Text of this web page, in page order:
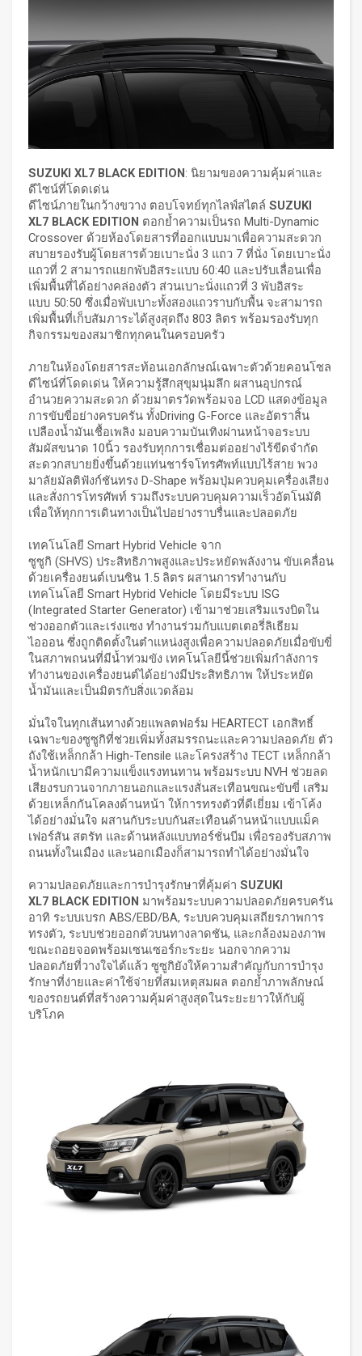
SUZUKI XL7 BLACK EDITION: นิยามของความคุ้มค่าและ
ดีไซน์ที่โดดเด่น
ดีไซน์ภายในกว้างขวาง ตอบโจทย์ทุกไลฟ์สไตล์ SUZUKI
XL7 BLACK EDITION ตอกย้ำความเป็นรถ Multi-Dynamic
Crossover ด้วยห้องโดยสารที่ออกแบบมาเพื่อความสะดวก
สบายรองรับผู้โดยสารด้วยเบาะนั่ง 3 แถว 7 ที่นั่ง โดยเบาะนั่ง
แถวที่ 2 สามารถแยกพับอิสระแบบ 60:40 และปรับเลื่อนเพื่อ
เพิ่มพื้นที่ได้อย่างคล่องตัว ส่วนเบาะนั่งแถวที่ 3 พับอิสระ
แบบ 50:50 ซึ่งเมื่อพับเบาะทั้งสองแถวราบกับพื้น จะสามารถ
เพิ่มพื้นที่เก็บสัมภาระได้สูงสุดถึง 803 ลิตร พร้อมรองรับทุก
กิจกรรมของสมาชิกทุกคนในครอบครัว
ภายในห้องโดยสารสะท้อนเอกลักษณ์เฉพาะตัวด้วยคอนโซล
ดีไซน์ที่โดดเด่น ให้ความรู้สึกสุขุมนุ่มลึก ผสานอุปกรณ์
อำนวยความสะดวก ด้วยมาตรวัดพร้อมจอ LCD แสดงข้อมูล
การขับขี่อย่างครบครัน ทั้งDriving G-Force และอัตราสิ้น
เปลืองน้ำมันเชื้อเพลิง มอบความบันเทิงผ่านหน้าจอระบบ
สัมผัสขนาด 10นิ้ว รองรับทุกการเชื่อมต่ออย่างไร้ขีดจำกัด
สะดวกสบายยิ่งขึ้นด้วยแท่นชาร์จโทรศัพท์แบบไร้สาย พวง
มาลัยมัลติฟังก์ชันทรง D-Shape พร้อมปุ่มควบคุมเครื่องเสียง
และสั่งการโทรศัพท์ รวมถึงระบบควบคุมความเร็วอัตโนมัติ
เพื่อให้ทุกการเดินทางเป็นไปอย่างราบรื่นและปลอดภัย
เทคโนโลยี Smart Hybrid Vehicle จาก
ซูซูกิ (SHVS) ประสิทธิภาพสูงและประหยัดพลังงาน ขับเคลื่อน
ด้วยเครื่องยนต์เบนซิน 1.5 ลิตร ผสานการทำงานกับ
เทคโนโลยี Smart Hybrid Vehicle โดยมีระบบ ISG
(Integrated Starter Generator) เข้ามาช่วยเสริมแรงบิดใน
ช่วงออกตัวและเร่งแซง ทำงานร่วมกับแบตเตอรี่ลิเธียม
ไอออน ซึ่งถูกติดตั้งในตำแหน่งสูงเพื่อความปลอดภัยเมื่อขับขี่
ในสภาพถนนที่มีน้ำท่วมขัง เทคโนโลยีนี้ช่วยเพิ่มกำลังการ
ทำงานของเครื่องยนต์ได้อย่างมีประสิทธิภาพ ให้ประหยัด
น้ำมันและเป็นมิตรกับสิ่งแวดล้อม
มั่นใจในทุกเส้นทางด้วยแพลตฟอร์ม HEARTECT เอกสิทธิ์
เฉพาะของซูซูกิที่ช่วยเพิ่มทั้งสมรรถนะและความปลอดภัย ตัว
ถังใช้เหล็กกล้า High-Tensile และโครงสร้าง TECT เหล็กกล้า
น้ำหนักเบามีความแข็งแรงทนทาน พร้อมระบบ NVH ช่วยลด
เสียงรบกวนจากภายนอกและแรงสั่นสะเทือนขณะขับขี่ เสริม
ด้วยเหล็กกันโคลงด้านหน้า ให้การทรงตัวที่ดีเยี่ยม เข้าโค้ง
ได้อย่างมั่นใจ ผสานกับระบบกันสะเทือนด้านหน้าแบบแม็ค
เฟอร์สัน สตรัท และด้านหลังแบบทอร์ชั่นบีม เพื่อรองรับสภาพ
ถนนทั้งในเมือง และนอกเมืองก็สามารถทำได้อย่างมั่นใจ
ความปลอดภัยและการบำรุงรักษาที่คุ้มค่า SUZUKI
XL7 BLACK EDITION มาพร้อมระบบความปลอดภัยครบครัน
อาทิ ระบบเบรก ABS/EBD/BA, ระบบควบคุมเสถียรภาพการ
ทรงตัว, ระบบช่วยออกตัวบนทางลาดชัน, และกล้องมองภาพ
ขณะถอยจอดพร้อมเซนเซอร์กะระยะ นอกจากความ
ปลอดภัยที่วางใจได้แล้ว ซูซูกิยังให้ความสำคัญกับการบำรุง
รักษาที่ง่ายและค่าใช้จ่ายที่สมเหตุสมผล ตอกย้ำภาพลักษณ์
ของรถยนต์ที่สร้างความคุ้มค่าสูงสุดในระยะยาวให้กับผู้
บริโภค